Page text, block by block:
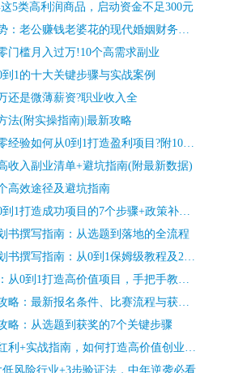
5类高利润商品，启动资金不足300元
夫妻共同财产管理新趋势：老公赚钱老婆花的现代婚姻财务模式
门槛月入过万!10个高需求副业
1的十大关键步骤与实战案例
还是微薄薪资?职业收入全
法(附实操指南)|最新攻略
大学生创业实战指南：零经验如何从0到1打造盈利项目?附10个成功案例与避坑秘籍
收入副业清单+避坑指南(附最新数据)
高效途径及避坑指南
大学生创业全攻略：从0到1打造成功项目的7个步骤+政策补贴+真实案例
书撰写指南：从选题到落地的全流程
大学生创新创业项目计划书撰写指南：从0到1保姆级教程及20个成功案例
大学生创新创业全攻略：从0到1打造高价值项目，手把手教你轻松拿奖和融资
大学生创新创业大赛全攻略：最新报名条件、比赛流程与获奖案例
略：从选题到获奖的7个关键步骤
大学生创新创业：政策红利+实战指南，如何打造高价值创业项目
风险行业+3步验证法，中年逆袭必看